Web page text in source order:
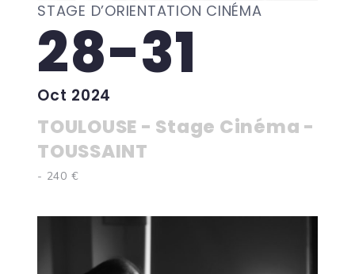
STAGE D’ORIENTATION CINÉMA
28-31
Oct 2024
TOULOUSE - Stage Cinéma -
TOUSSAINT
- 240 €